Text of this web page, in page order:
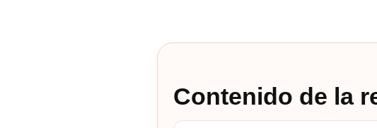
Contenido de la